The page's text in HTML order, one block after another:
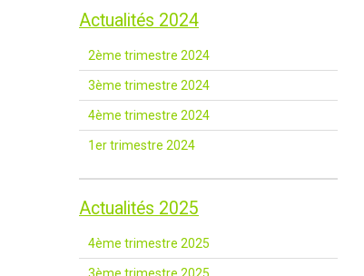
Actualités 2024
2ème trimestre 2024
3ème trimestre 2024
4ème trimestre 2024
1er trimestre 2024
Actualités 2025
4ème trimestre 2025